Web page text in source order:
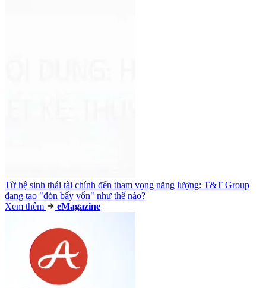
Từ hệ sinh thái tài chính đến tham vọng năng lượng: T&T Group
đang tạo "đòn bẩy vốn" như thế nào?
Xem thêm
eMagazine